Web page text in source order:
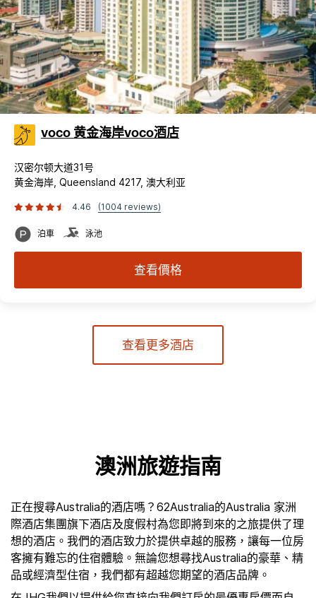
voco 黄金海岸voco酒店
汉密尔顿大道31号
黄金海岸, Queensland 4217, 澳大利亚
4.46 (1004 reviews)
泊車 泳池
查看價格
查看更多酒店
澳洲旅遊指南
正在搜尋Australia的酒店嗎？62Australia的Australia 家洲
際酒店集團旗下酒店及度假村為您即將到來的之旅提供了理
想的酒店。我們的酒店致力於提供卓越的服務，讓每一位房
客擁有難忘的住宿體驗。無論您想尋找Australia的豪華、精
品或經濟型住宿，我們都有超越您期望的酒店品牌。